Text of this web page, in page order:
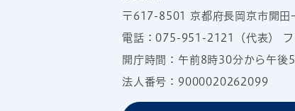
〒617-8501 京都府長岡京市開田
電話：075-951-2121 （代表）
開庁時間：午前8時30分から午
法人番号：9000020262099